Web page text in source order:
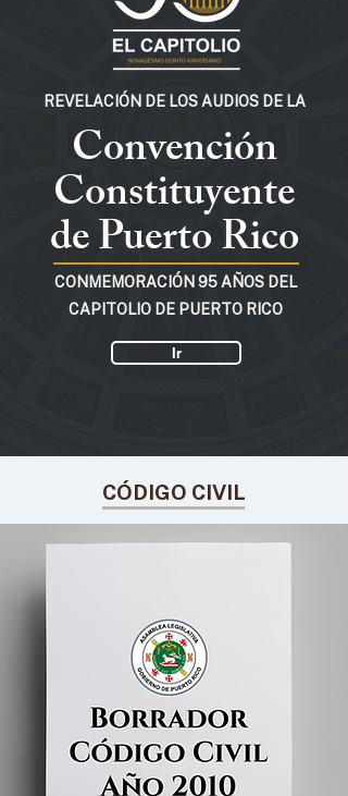
REVELACIÓN DE LOS AUDIOS DE LA
Convención
Constituyente
de Puerto Rico
CONMEMORACIÓN 95 AÑOS DEL
CAPITOLIO DE PUERTO RICO
Ir
CÓDIGO CIVIL